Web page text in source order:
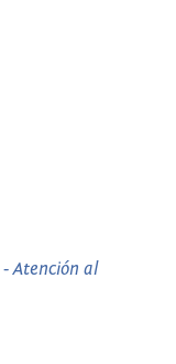
Atención al